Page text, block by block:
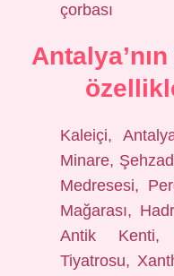
çorbası
Kaleiçi,
Minare,
Medresesi,
Mağarası,
Antik Kenti,
Tiyatrosu,